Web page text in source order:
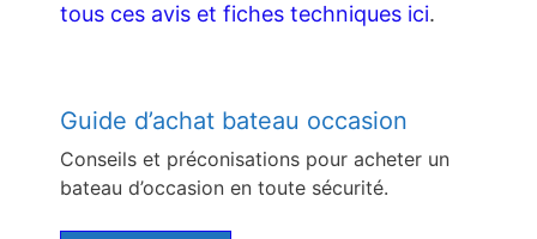
tous ces avis et fiches techniques ici.
Guide d’achat bateau occasion
Conseils et préconisations pour acheter un
bateau d’occasion en toute sécurité.